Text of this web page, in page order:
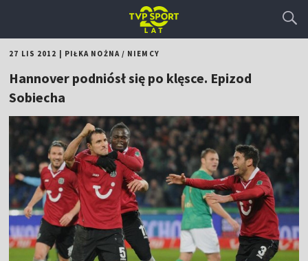
27 LIS 2012 PIŁKA NOŻNA/ NIEMCY
Hannover podniósł się po klęsce. Epizod
Sobiecha